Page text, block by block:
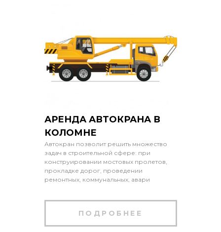
АРЕНДА АВТОКРАНА В
КОЛОМНЕ
Автокран позволит решить множество
задач в строительной сфере: при
конструировании мостовых пролетов,
прокладке дорог, проведении
ремонтных, коммунальных, авари
ПОДРОБНЕЕ